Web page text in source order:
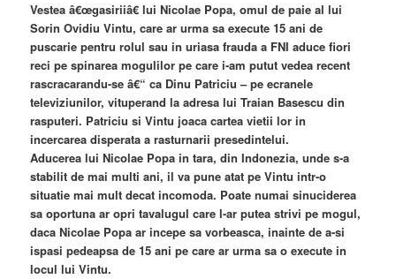
Vestea â€œgasiriiâ€ lui Nicolae Popa, omul de paie al lui
Sorin Ovidiu Vintu, care ar urma sa execute 15 ani de
puscarie pentru rolul sau in uriasa frauda a FNI aduce fiori
reci pe spinarea mogulilor pe care i-am putut vedea recent
rascracarandu-se â€“ ca Dinu Patriciu – pe ecranele
televiziunilor, vituperand la adresa lui Traian Basescu din
rasputeri. Patriciu si Vintu joaca cartea vietii lor in
incercarea disperata a rasturnarii presedintelui.
Aducerea lui Nicolae Popa in tara, din Indonezia, unde s-a
stabilit de mai multi ani, il va pune atat pe Vintu intr-o
situatie mai mult decat incomoda. Poate numai sinuciderea
sa oportuna ar opri tavalugul care l-ar putea strivi pe mogul,
daca Nicolae Popa ar incepe sa vorbeasca, inainte de a-si
ispasi pedeapsa de 15 ani pe care ar urma sa o execute in
locul lui Vintu.